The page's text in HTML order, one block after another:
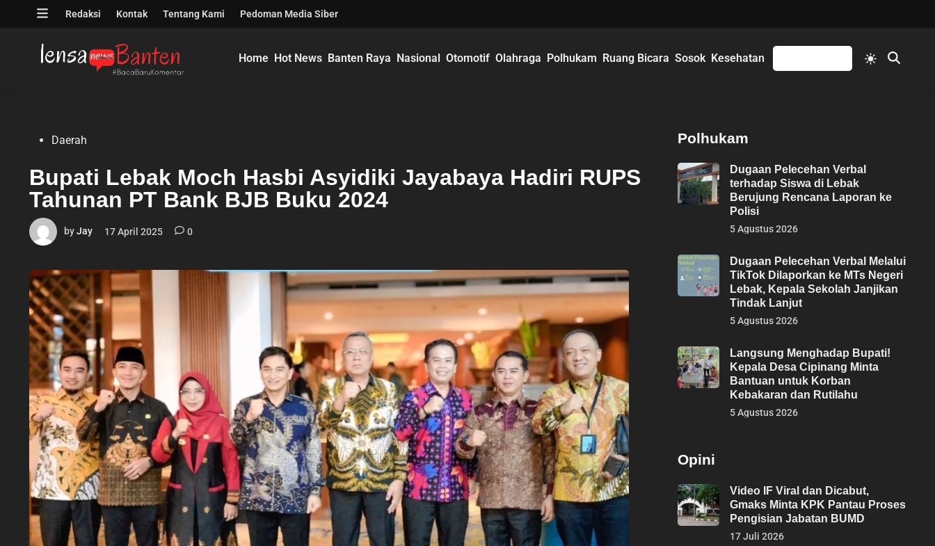
Open
Redaksi Kontak Tentang Kami Pedoman Media Siber
Home Hot News Banten Raya Nasional Otomotif Olahraga Polhukam Ruang Bicara Sosok Kesehatan
Switch
to
Open
PostedDaerah
Bupati Lebak Moch Hasbi Asyidiki Jayabaya Hadiri RUPS
Tahunan PT Bank BJB Buku 2024
byJay 17 April 2025 0
Polhukam
Dugaan Pelecehan Verbal
terhadap Siswa di Lebak
Berujung Rencana Laporan ke
Polisi
5 Agustus 2026
Dugaan Pelecehan Verbal Melalui
TikTok Dilaporkan ke MTs Negeri
Lebak, Kepala Sekolah Janjikan
Tindak Lanjut
5 Agustus 2026
Langsung Menghadap Bupati!
Kepala Desa Cipinang Minta
Bantuan untuk Korban
Kebakaran dan Rutilahu
5 Agustus 2026
Opini
Video IF Viral dan Dicabut,
Gmaks Minta KPK Pantau Proses
Pengisian Jabatan BUMD
17 Juli 2026